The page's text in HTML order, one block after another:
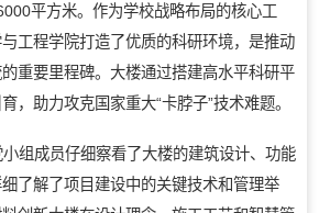
平方米。作为学校战略布局的核心工
工程学院打造了优质的科研环境，是推动
重要里程碑。大楼通过搭建高水平科研平
，助力攻克国家重大“卡脖子”技术难题。
组成员仔细察看了大楼的建筑设计、功能
了解了项目建设中的关键技术和管理举